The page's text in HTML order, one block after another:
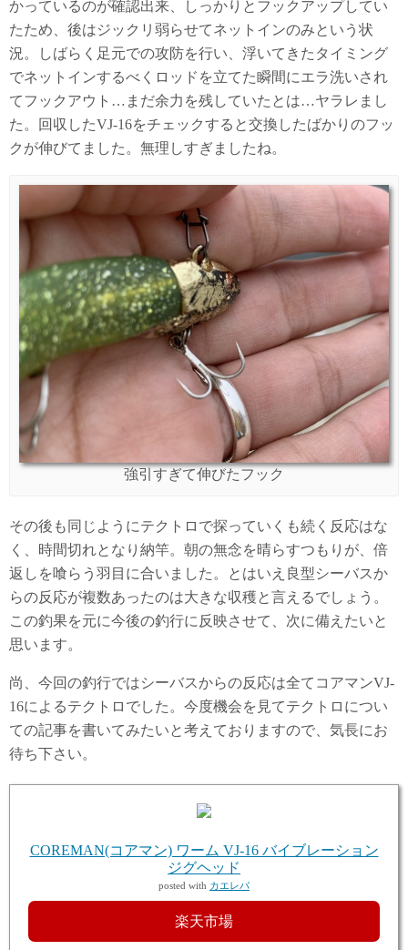
かっているのが確認出来、しっかりとフックアップしてい
たため、後はジックリ弱らせてネットインのみという状
況。しばらく足元での攻防を行い、浮いてきたタイミング
でネットインするべくロッドを立てた瞬間にエラ洗いされ
てフックアウト…まだ余力を残していたとは…ヤラレまし
た。回収したVJ-16をチェックすると交換したばかりのフッ
クが伸びてました。無理しすぎましたね。
強引すぎて伸びたフック
その後も同じようにテクトロで探っていくも続く反応はな
く、時間切れとなり納竿。朝の無念を晴らすつもりが、倍
返しを喰らう羽目に合いました。とはいえ良型シーバスか
らの反応が複数あったのは大きな収穫と言えるでしょう。
この釣果を元に今後の釣行に反映させて、次に備えたいと
思います。
尚、今回の釣行ではシーバスからの反応は全てコアマンVJ-
16によるテクトロでした。今度機会を見てテクトロについ
ての記事を書いてみたいと考えておりますので、気長にお
待ち下さい。
COREMAN(コアマン) ワーム VJ-16 バイブレーション
ジグヘッド
posted with カエレバ
楽天市場